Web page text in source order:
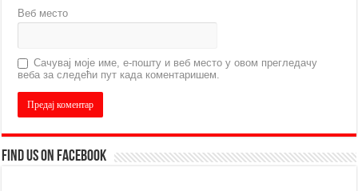
Веб место
Сачувај моје име, е-пошту и веб место у овом прегледачу
веба за следећи пут када коментаришем.
Find us on Facebook